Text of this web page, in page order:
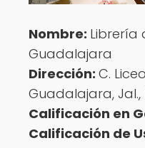
Nombre: Librería
Guadalajara
Dirección: C.
Guadalajara, Jal.,
Calificación en
Calificación de